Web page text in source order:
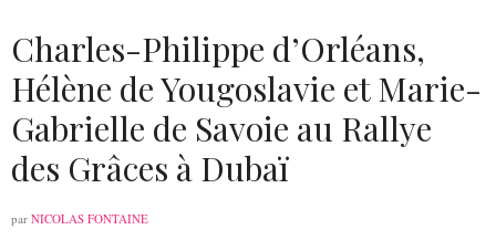
Charles-Philippe d’Orléans,
Hélène de Yougoslavie et Marie-
Gabrielle de Savoie au Rallye
des Grâces à Dubaï
par NICOLAS FONTAINE